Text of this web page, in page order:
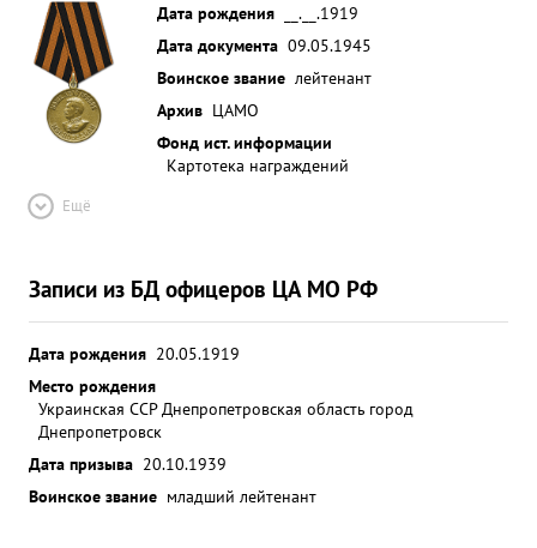
Дата рождения
__.__.1919
Дата документа 09.05.1945
Воинское звание лейтенант
Архив ЦАМО
Фонд ист. информации
Картотека награждений
Ещё
Записи из БД офицеров ЦА МО РФ
Дата рождения 20.05.1919
Место рождения
Украинская ССР Днепропетровская область город
Днепропетровск
Дата призыва 20.10.1939
Воинское звание младший лейтенант